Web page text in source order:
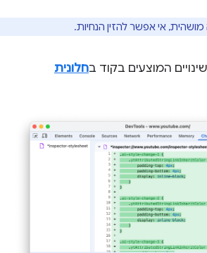
אי אפשר להזין הנחיות.
המוצעים בקוד בחלונית